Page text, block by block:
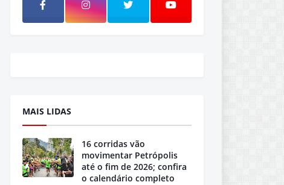
MAIS LIDAS
16 corridas vão
movimentar Petrópolis
até o fim de 2026; confira
o calendário completo